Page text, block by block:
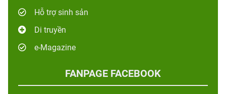
Hỗ trợ sinh sản
Di truyền
e-Magazine
FANPAGE FACEBOOK